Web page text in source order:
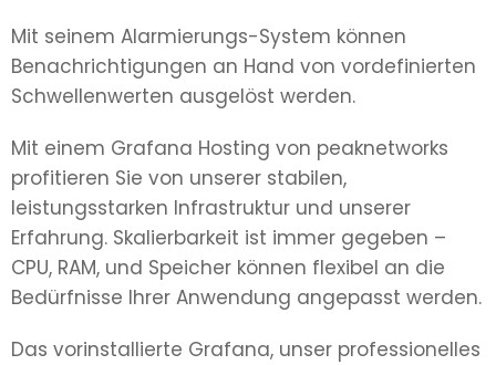
Mit seinem Alarmierungs-System können
Benachrichtigungen an Hand von vordefinierten
Schwellenwerten ausgelöst werden.
Mit einem Grafana Hosting von peaknetworks
profitieren Sie von unserer stabilen,
leistungsstarken Infrastruktur und unserer
Erfahrung. Skalierbarkeit ist immer gegeben –
CPU, RAM, und Speicher können flexibel an die
Bedürfnisse Ihrer Anwendung angepasst werden.
Das vorinstallierte Grafana, unser professionelles